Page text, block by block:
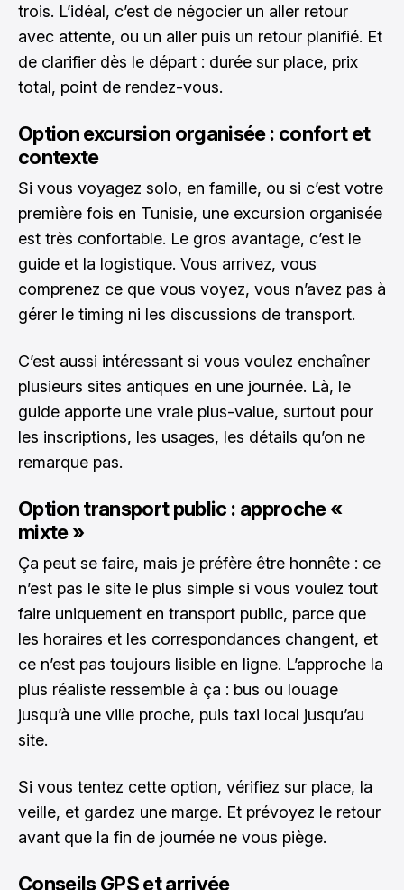
trois. L’idéal, c’est de négocier un aller retour
avec attente, ou un aller puis un retour planifié. Et
de clarifier dès le départ : durée sur place, prix
total, point de rendez-vous.
Option excursion organisée : confort et
contexte
Si vous voyagez solo, en famille, ou si c’est votre
première fois en Tunisie, une excursion organisée
est très confortable. Le gros avantage, c’est le
guide et la logistique. Vous arrivez, vous
comprenez ce que vous voyez, vous n’avez pas à
gérer le timing ni les discussions de transport.
C’est aussi intéressant si vous voulez enchaîner
plusieurs sites antiques en une journée. Là, le
guide apporte une vraie plus-value, surtout pour
les inscriptions, les usages, les détails qu’on ne
remarque pas.
Option transport public : approche «
mixte »
Ça peut se faire, mais je préfère être honnête : ce
n’est pas le site le plus simple si vous voulez tout
faire uniquement en transport public, parce que
les horaires et les correspondances changent, et
ce n’est pas toujours lisible en ligne. L’approche la
plus réaliste ressemble à ça : bus ou louage
jusqu’à une ville proche, puis taxi local jusqu’au
site.
Si vous tentez cette option, vérifiez sur place, la
veille, et gardez une marge. Et prévoyez le retour
avant que la fin de journée ne vous piège.
Conseils GPS et arrivée